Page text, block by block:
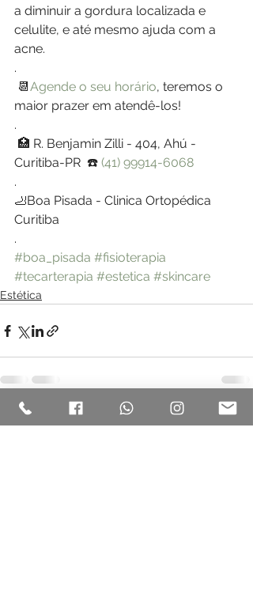
a diminuir a gordura localizada e
celulite, e até mesmo ajuda com a
acne.
.
📆Agende o seu horário, teremos o
maior prazer em atendê-los!
.
Curitiba-PR  ☎️ (41) 99914-6068
.
🦶Boa Pisada - Clinica Ortopédica
Curitiba
.
#boa_pisada #fisioterapia
#tecarterapia #estetica #skincare
Estética
Posts recentes